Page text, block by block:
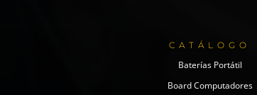
CATÁLOGO
Baterías Portátil
Board Computadores